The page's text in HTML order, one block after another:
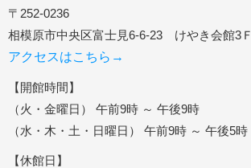
〒252-0236
相模原市中央区富士見6-6-23 けやき会館3Ｆ
アクセスはこちら→
【開館時間】
（火・金曜日） 午前9時 ～ 午後9時
（水・木・土・日曜日） 午前9時 ～ 午後5時
【休館日】